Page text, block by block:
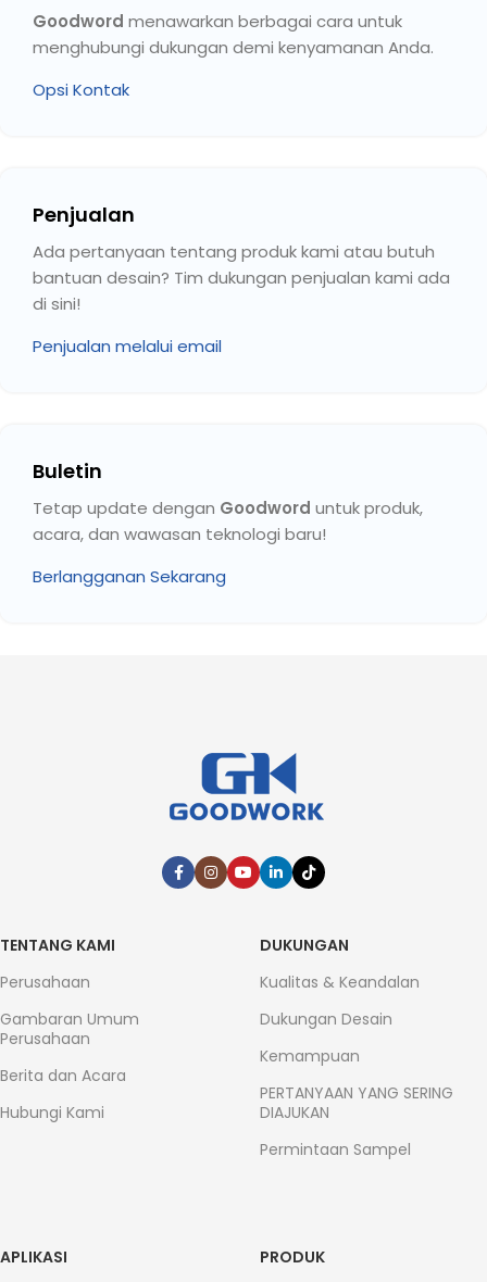
Goodword menawarkan berbagai cara untuk
menghubungi dukungan demi kenyamanan Anda.
Opsi Kontak
Penjualan
Ada pertanyaan tentang produk kami atau butuh
bantuan desain? Tim dukungan penjualan kami ada
di sini!
Penjualan melalui email
Buletin
Tetap update dengan Goodword untuk produk,
acara, dan wawasan teknologi baru!
Berlangganan Sekarang
TENTANG KAMI
Perusahaan
Gambaran Umum
Perusahaan
Berita dan Acara
Hubungi Kami
DUKUNGAN
Kualitas & Keandalan
Dukungan Desain
Kemampuan
PERTANYAAN YANG SERING
DIAJUKAN
Permintaan Sampel
APLIKASI PRODUK